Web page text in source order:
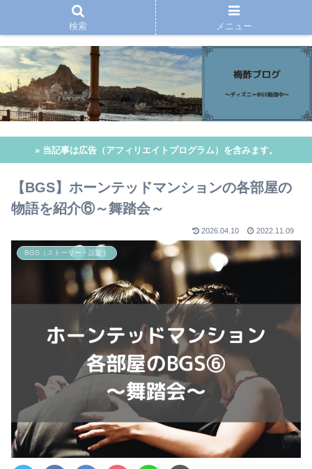
» 当記事は広告（アフィリエイトプログラム）を含みます。
【BGS】ホーンテッドマンションの各部屋の
物語を紹介⑥～舞踏会～
2026.04.10 2022.11.09
BGS（ストーリー・設定）
検索 メニュー